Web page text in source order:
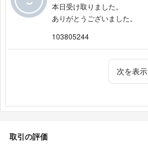
本日受け取りました。
ありがとうございました。
103805244
次を表示
取引の評価